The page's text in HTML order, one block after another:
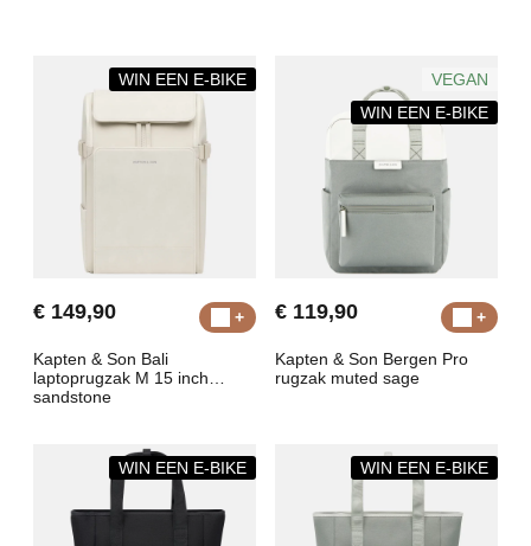
WIN EEN E-BIKE
€ 149,90
Kapten & Son Bali
laptoprugzak M 15 inch
sandstone
VEGAN
WIN EEN E-BIKE
€ 119,90
Kapten & Son Bergen Pro
rugzak muted sage
WIN EEN E-BIKE WIN EEN E-BIKE